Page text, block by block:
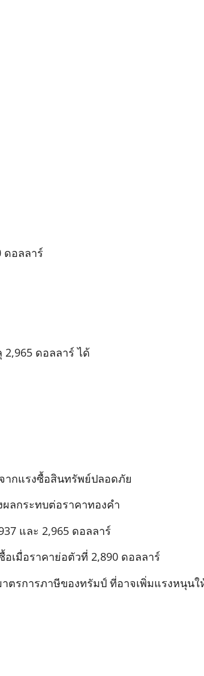
ดอลลาร์
2,965 ดอลลาร์ ได้
ากแรงซื้อสินทรัพย์ปลอดภัย
ลกระทบต่อราคาทองคำ
และ 2,965 ดอลลาร์
เมื่อราคาย่อตัวที่ 2,890 ดอลลาร์
ตรการภาษีของทรัมป์ ที่อาจเพิ่มแรงหนุนใ